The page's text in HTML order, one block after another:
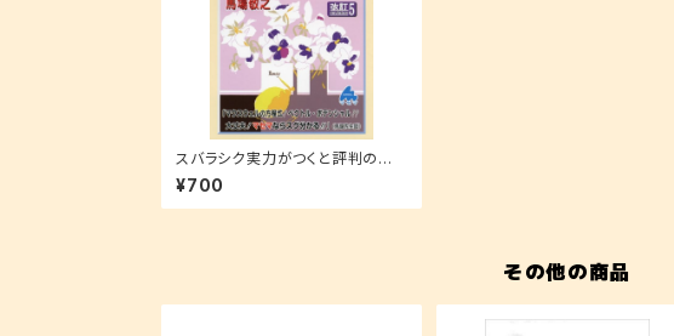
スバラシク実力がつくと評判の電
磁気学キャンパス・ゼミ—大学の物
理がこんなに分かる!単位なんて楽
に取れる!
¥700
その他の商品